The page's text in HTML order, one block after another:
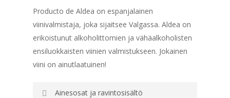
Producto de Aldea on espanjalainen
viinivalmistaja, joka sijaitsee Valgassa. Aldea on
erikoistunut alkoholittomien ja vähäalkoholisten
ensiluokkaisten viinien valmistukseen. Jokainen
viini on ainutlaatuinen!
Ainesosat ja ravintosisältö